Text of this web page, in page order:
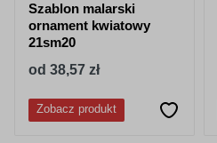
Szablon malarski
ornament kwiatowy
21sm20
od 38,57 zł
Zobacz produkt